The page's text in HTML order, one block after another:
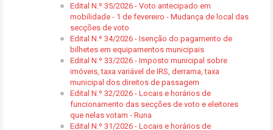
Edital N.º 35/2026 - Voto antecipado em
mobilidade - 1 de fevereiro - Mudança de local das
secções de voto
Edital N.º 34/2026 - Isenção do pagamento de
bilhetes em equipamentos municipais
Edital N.º 33/2026 - Imposto municipal sobre
imóveis, taxa variável de IRS, derrama, taxa
municipal dos direitos de passagem
Edital N.º 32/2026 - Locais e horários de
funcionamento das secções de voto e eleitores
que nelas votam - Runa
Edital N.º 31/2026 - Locais e horários de